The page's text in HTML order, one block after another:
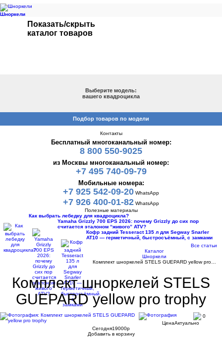
Шноркели
Показать/скрыть
каталог товаров
Выберите модель:
вашего квадроцикла
Подбор товаров по модели
Контакты
Бесплатный многоканальный номер:
8 800 550-9025
из Москвы многоканальный номер:
+7 495 740-09-79
Мобильные номера:
+7 925 542-09-20 WhatsApp
+7 926 400-01-82 WhatsApp
Полезные материалы
Как выбрать лебедку для квадроцикла?
Yamaha Grizzly 700 EPS 2026: почему Grizzly до сих пор
считается эталоном “живого” ATV?
Кофр задний Tesseract 135 л для Segway Snarler
AT10 — герметичный, быстросъёмный, с замками
Все статьи
Каталог
Шноркели
Комплект шноркелей STELS GUEPARD yellow pro…
Комплект шноркелей STELS
GUEPARD yellow pro trophy
0
ЦенаАктуально
Сегодня19000p
Добавить в корзину